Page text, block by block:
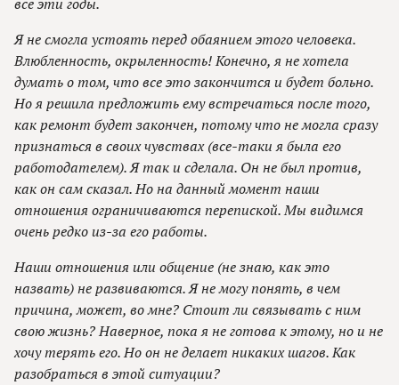
Я не смогла устоять перед обаянием этого человека.
Влюбленность, окрыленность! Конечно, я не хотела
думать о том, что все это закончится и будет больно.
Но я решила предложить ему встречаться после того,
как ремонт будет закончен, потому что не могла сразу
признаться в своих чувствах (все-таки я была его
работодателем). Я так и сделала. Он не был против,
как он сам сказал. Но на данный момент наши
отношения ограничиваются перепиской. Мы видимся
очень редко из-за его работы.
Наши отношения или общение (не знаю, как это
назвать) не развиваются. Я не могу понять, в чем
причина, может, во мне? Стоит ли связывать с ним
свою жизнь? Наверное, пока я не готова к этому, но и не
хочу терять его. Но он не делает никаких шагов. Как
разобраться в этой ситуации?